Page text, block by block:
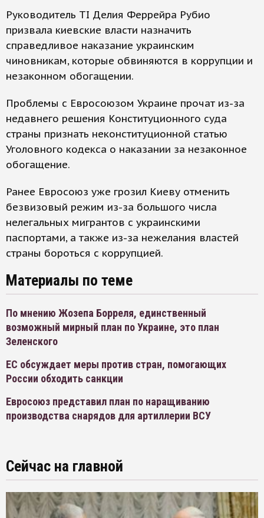
Руководитель TI Делия Феррейра Рубио
призвала киевские власти назначить
справедливое наказание украинским
чиновникам, которые обвиняются в коррупции и
незаконном обогащении.
Проблемы с Евросоюзом Украине прочат из-за
недавнего решения Конституционного суда
страны признать неконституционной статью
Уголовного кодекса о наказании за незаконное
обогащение.
Ранее Евросоюз уже грозил Киеву отменить
безвизовый режим из-за большого числа
нелегальных мигрантов с украинскими
паспортами, а также из-за нежелания властей
страны бороться с коррупцией.
Материалы по теме
По мнению Жозепа Борреля, единственный
возможный мирный план по Украине, это план
Зеленского
ЕС обсуждает меры против стран, помогающих
России обходить санкции
Евросоюз представил план по наращиванию
производства снарядов для артиллерии ВСУ
Сейчас на главной